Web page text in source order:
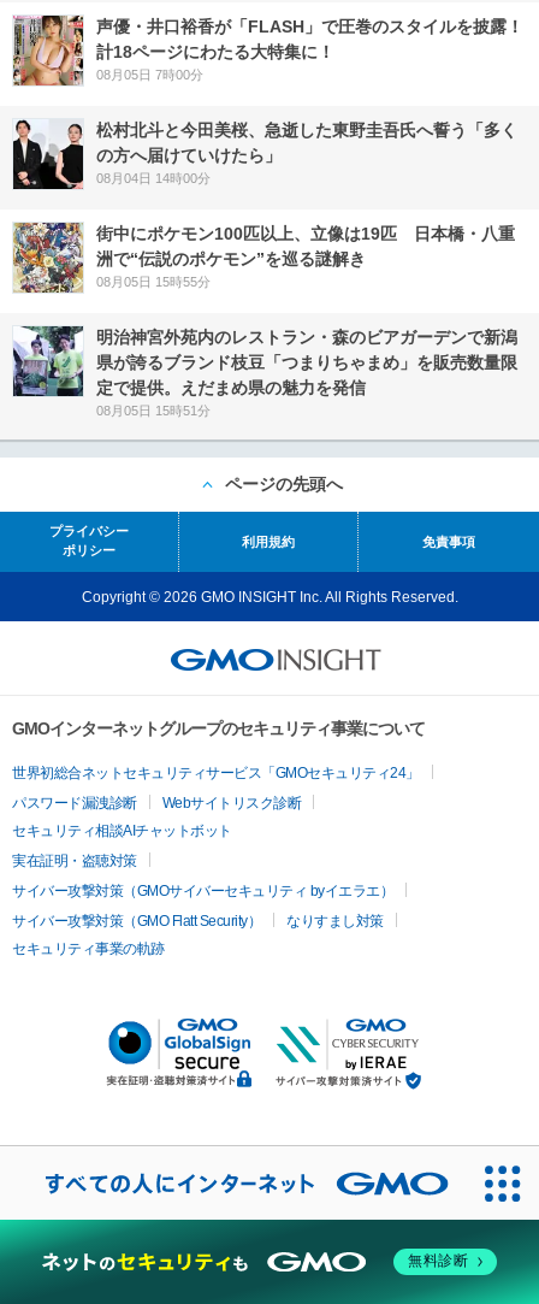
声優・井口裕香が「FLASH」で圧巻のスタイルを披露！
計18ページにわたる大特集に！
08月05日 7時00分
松村北斗と今田美桜、急逝した東野圭吾氏へ誓う「多く
の方へ届けていけたら」
08月04日 14時00分
街中にポケモン100匹以上、立像は19匹 日本橋・八重
洲で“伝説のポケモン”を巡る謎解き
08月05日 15時55分
明治神宮外苑内のレストラン・森のビアガーデンで新潟
県が誇るブランド枝豆「つまりちゃまめ」を販売数量限
定で提供。えだまめ県の魅力を発信
08月05日 15時51分
ページの先頭へ
プライバシー
ポリシー
利用規約 免責事項
Copyright © 2026 GMO INSIGHT Inc. All Rights Reserved.
GMOインターネットグループのセキュリティ事業について
世界初総合ネットセキュリティサービス「GMOセキュリティ24」
パスワード漏洩診断
Webサイトリスク診断
セキュリティ相談AIチャットボット
実在証明・盗聴対策
サイバー攻撃対策（GMOサイバーセキュリティ byイエラエ）
サイバー攻撃対策（GMO Flatt Security）
なりすまし対策
セキュリティ事業の軌跡
無料診断